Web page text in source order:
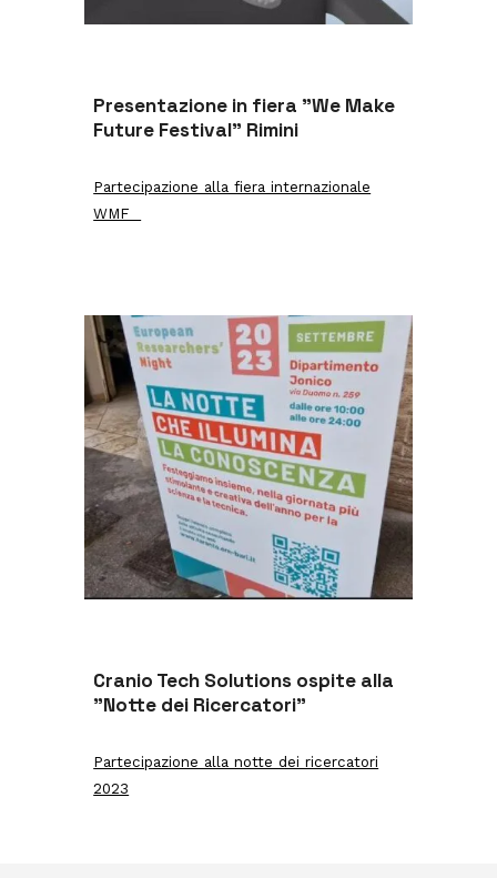
Presentazione in fiera "We Make
Future Festival" Rimini
Partecipazione alla fiera internazionale
WMF
Cranio Tech Solutions ospite alla
"Notte dei Ricercatori"
Partecipazione alla notte dei ricercatori
2023